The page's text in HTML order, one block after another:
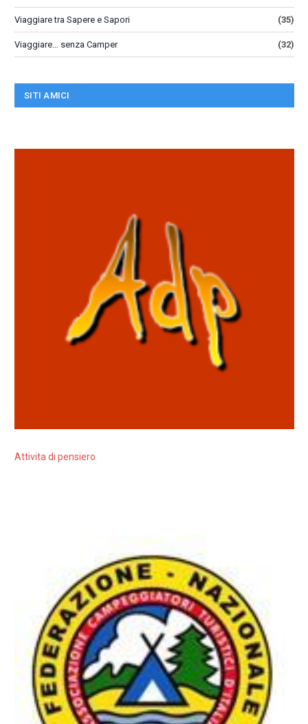
Viaggiare tra Sapere e Sapori (35)
Viaggiare… senza Camper (32)
SITI AMICI
Attivita di pensiero